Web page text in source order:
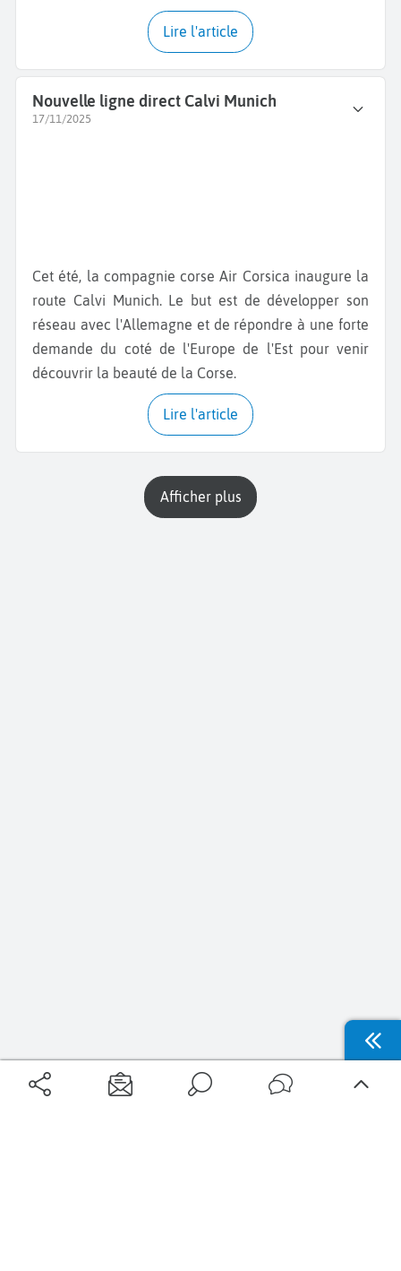
Lire l'article
Nouvelle ligne direct Calvi Munich
17/11/2025
Cet été, la compagnie corse Air Corsica inaugure la
route Calvi Munich. Le but est de développer son
réseau avec l'Allemagne et de répondre à une forte
demande du coté de l'Europe de l'Est pour venir
découvrir la beauté de la Corse.
Lire l'article
Afficher plus